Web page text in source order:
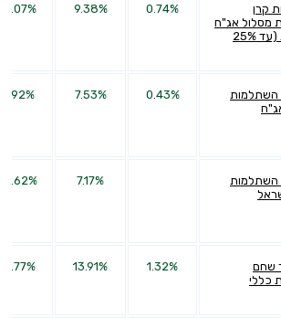
קרן
מסלול אג"ח
עם מניות (עד 25%
0.74%
9.38%
השתלמות
0.43%
7.53%
11.92%
השתלמות
7.17%
שחם
כללי
1.32%
13.91%